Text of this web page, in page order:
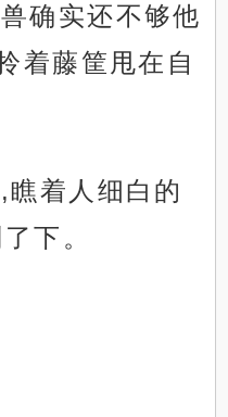
确实还不够他
着藤筐甩在自
着人细白的
下。